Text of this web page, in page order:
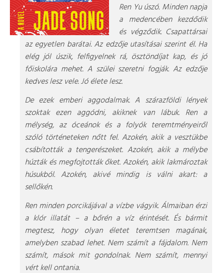
Ren Yu úszó. Minden napja
a medencében kezdődik
és végződik. Csapattársai
az egyetlen barátai. Az edzője utasításai szerint él. Ha
elég jól úszik, felfigyelnek rá, ösztöndíjat kap, és jó
főiskolára mehet. A szülei szeretni fogják. Az edzője
kedves lesz vele. Jó élete lesz.
De ezek emberi aggodalmak. A szárazföldi lények
szoktak ezen aggódni, akiknek van lábuk. Ren a
mélység, az óceánok és a folyók teremtményeiről
szóló történeteken nőtt fel. Azokén, akik a vesztükbe
csábították a tengerészeket. Azokén, akik a mélybe
húzták és megfojtották őket. Azokén, akik lakmároztak
húsukból. Azokén, akivé mindig is válni akart: a
sellőkén.
Ren minden porcikájával a vízbe vágyik. Álmaiban érzi
a klór illatát – a bőrén a víz érintését. És bármit
megtesz, hogy olyan életet teremtsen magának,
amelyben szabad lehet. Nem számít a fájdalom. Nem
számít, mások mit gondolnak. Nem számít, mennyi
vért kell ontania.